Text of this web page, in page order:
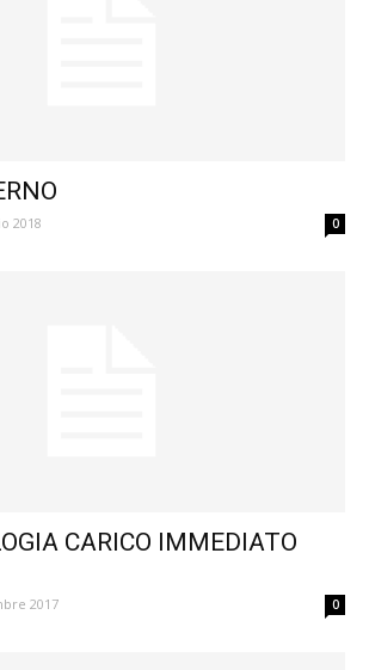
2018 0
CARICO IMMEDIATO
2017 0